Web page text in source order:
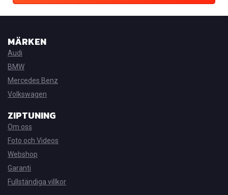
MÄRKEN
Audi
BMW
Mercedes Benz
Volkswagen
ZIPTUNING
Om oss
Foto och Videos
Webshop
Garanti
Fullständiga villkor